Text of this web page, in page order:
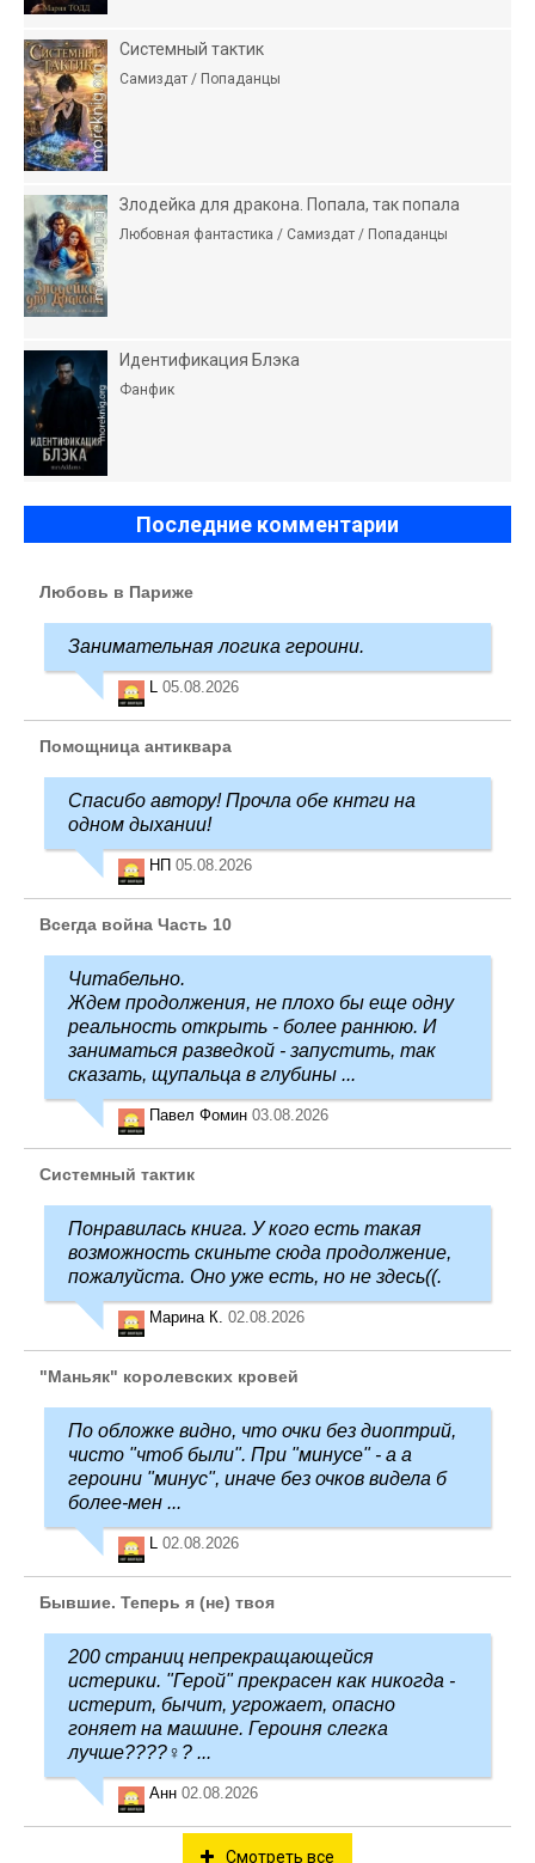
Системный тактик
Самиздат / Попаданцы
Злодейка для дракона. Попала, так попала
Любовная фантастика / Самиздат / Попаданцы
Идентификация Блэка
Фанфик
Последние комментарии
Любовь в Париже
Занимательная логика героини.
L 05.08.2026
Помощница антиквара
Спасибо автору! Прочла обе кнтги на
одном дыхании!
НП 05.08.2026
Всегда война Часть 10
Читабельно.
Ждем продолжения, не плохо бы еще одну
реальность открыть - более раннюю. И
заниматься разведкой - запустить, так
сказать, щупальца в глубины ...
Павел Фомин 03.08.2026
Системный тактик
Понравилась книга. У кого есть такая
возможность скиньте сюда продолжение,
пожалуйста. Оно уже есть, но не здесь((.
Марина К. 02.08.2026
"Маньяк" королевских кровей
По обложке видно, что очки без диоптрий,
чисто "чтоб были". При "минусе" - а а
героини "минус", иначе без очков видела б
более-мен ...
L 02.08.2026
Бывшие. Теперь я (не) твоя
200 страниц непрекращающейся
истерики. "Герой" прекрасен как никогда -
истерит, бычит, угрожает, опасно
гоняет на машине. Героиня слегка
лучше????‍♀️? ...
Анн 02.08.2026
Смотреть все